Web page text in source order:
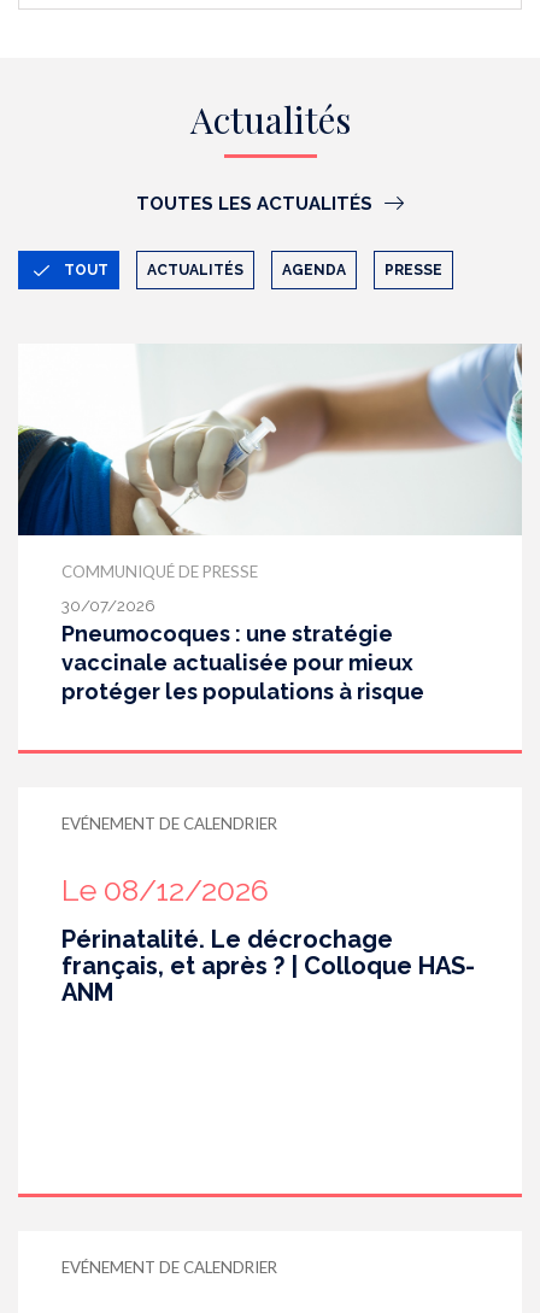
Actualités
TOUTES LES ACTUALITÉS
TOUT ACTUALITÉS AGENDA PRESSE
COMMUNIQUÉ DE PRESSE
30/07/2026
Pneumocoques : une stratégie
vaccinale actualisée pour mieux
protéger les populations à risque
EVÉNEMENT DE CALENDRIER
Le 08/12/2026
Périnatalité. Le décrochage
français, et après ? | Colloque HAS-
ANM
EVÉNEMENT DE CALENDRIER